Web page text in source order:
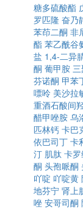
糖多硫酸酯
罗匹隆 奋乃
苯茚二酮 非
酯 苯乙酰谷
盐 1,4-二异
酮 葡甲胺
芬诺酮 甲苯
嘌呤 美沙拉
重酒石酸间
醋甲唑胺 乌
匹林钙 卡巴
依巴司丁 卡
汀 肌肽 卡
酮 头孢哌酮
吖啶 吖啶黄
地芬宁 肾上
唑 安哥司酮